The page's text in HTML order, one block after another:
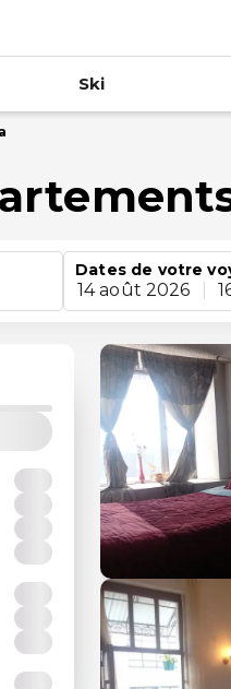
Ski
Dates de votre
14 août 2026